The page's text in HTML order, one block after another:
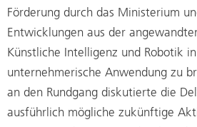
Förderung durch das Ministerium
Entwicklungen aus der
Künstliche Intelligenz und Robotik
unternehmerische Anwendung zu
an den Rundgang diskutierte die
ausführlich mögliche zukünftige